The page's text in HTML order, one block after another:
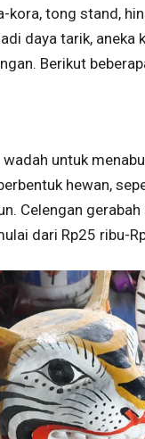
kora, tong stand,
daya tarik, aneka
Berikut
untuk
hewan,
Celengan
dari Rp25 ribu-